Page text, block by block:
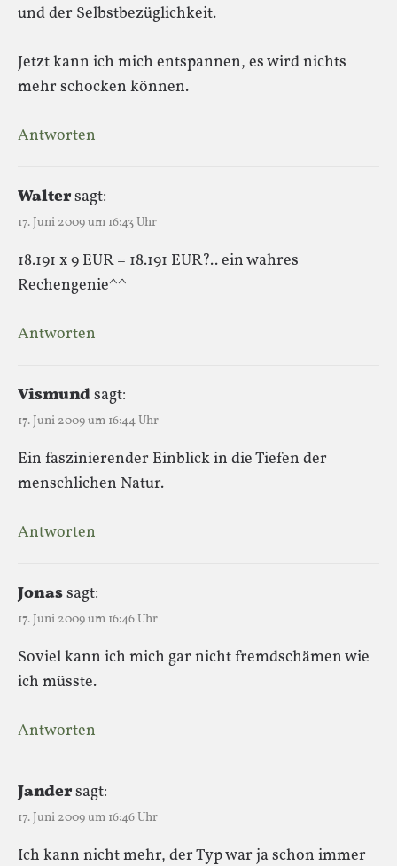
und der Selbstbezüglichkeit.
Jetzt kann ich mich entspannen, es wird nichts
mehr schocken können.
Antworten
Waltersagt:
17. Juni 2009 um 16:43 Uhr
18.191 x 9 EUR = 18.191 EUR?.. ein wahres
Rechengenie^^
Antworten
Vismundsagt:
17. Juni 2009 um 16:44 Uhr
Ein faszinierender Einblick in die Tiefen der
menschlichen Natur.
Antworten
Jonassagt:
17. Juni 2009 um 16:46 Uhr
Soviel kann ich mich gar nicht fremdschämen wie
ich müsste.
Antworten
Jandersagt:
17. Juni 2009 um 16:46 Uhr
Ich kann nicht mehr, der Typ war ja schon immer